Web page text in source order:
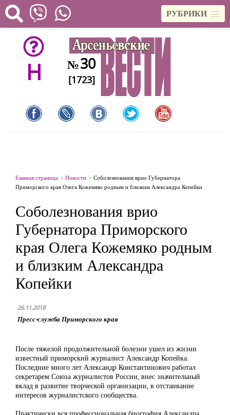
РУБРИКИ
H №30
[1723]
Главная страница Новости
Соболезнования врио Губернатора
Приморского края Олега Кожемяко родным и близким Александра Копейки
Соболезнования врио
Губернатора Приморского
края Олега Кожемяко родным
и близким Александра
Копейки
26.11.2018
Пресс-служба Приморского края
После тяжелой продолжительной болезни ушел из жизни
известный приморский журналист Александр Копейка.
Последние много лет Александр Константинович работал
секретарем Союза журналистов России, внес значительный
вклад в развитие творческой организации, в отстаивание
интересов журналистского сообщества.